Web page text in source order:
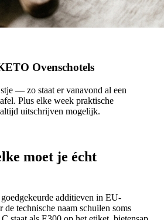
Ovenschotels
— zo staat er vanavond al een
Plus elke week praktische
uitschrijven mogelijk.
moet je écht
additieven in EU-
technische naam schuilen soms